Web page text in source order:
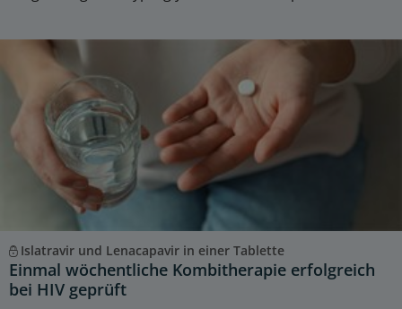
Islatravir und Lenacapavir in einer Tablette
Einmal wöchentliche Kombitherapie erfolgreich
bei HIV geprüft